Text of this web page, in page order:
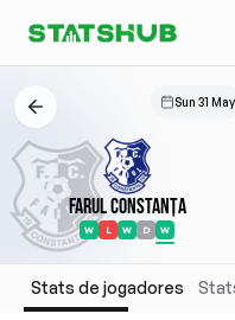
Sun 31 May
Farul Constanța
W L W D W
Stats de jogadores